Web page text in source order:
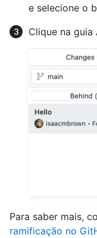
e selecione o
Clique na guia
Para saber mais,
ramificação no